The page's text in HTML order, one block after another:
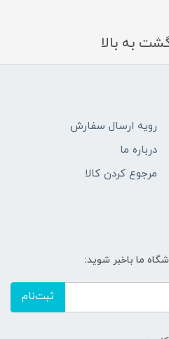
به بالا
رویه ارسال سفارش
درباره ما
مرجوع کردن کالا
ما باخبر شوید:
ثبت‌نام